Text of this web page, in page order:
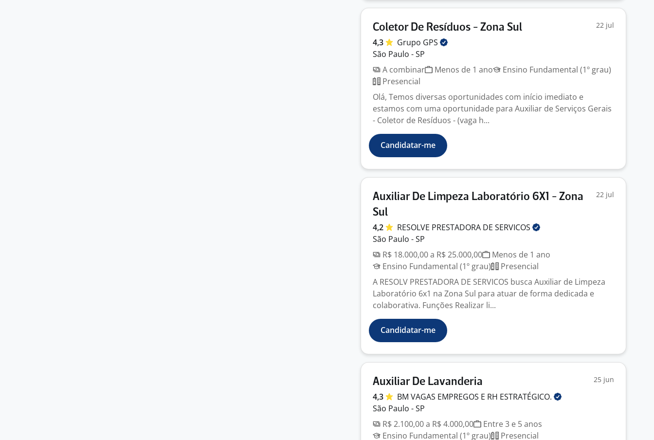
Coletor De Resíduos - Zona Sul 22 jul
4,3 Grupo GPS
São Paulo - SP
A combinar
Menos de 1 ano
Ensino Fundamental (1º grau)
Presencial
Olá, Temos diversas oportunidades com início imediato e
estamos com uma oportunidade para Auxiliar de Serviços Gerais
- Coletor de Resíduos - (vaga h...
Candidatar-me
Auxiliar De Limpeza Laboratório 6X1 - Zona
Sul
22 jul
4,2 RESOLVE PRESTADORA DE SERVICOS
São Paulo - SP
R$ 18.000,00 a R$ 25.000,00
Menos de 1 ano
Ensino Fundamental (1º grau)
Presencial
A RESOLV PRESTADORA DE SERVICOS busca Auxiliar de Limpeza
Laboratório 6x1 na Zona Sul para atuar de forma dedicada e
colaborativa. Funções Realizar li...
Candidatar-me
Auxiliar De Lavanderia 25 jun
4,3 BM VAGAS EMPREGOS E RH ESTRATÉGICO.
São Paulo - SP
R$ 2.100,00 a R$ 4.000,00
Entre 3 e 5 anos
Ensino Fundamental (1º grau)
Presencial